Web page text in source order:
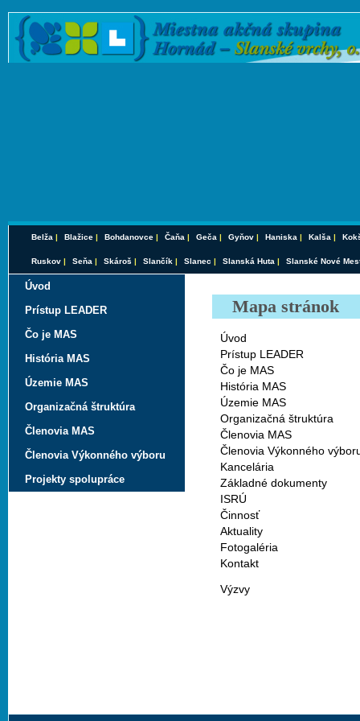
Belža | Blažice | Bohdanovce | Čaňa | Geča | Gyňov | Haniska | Kalša |
Ruskov | Seňa | Skároš | Slančík | Slanec | Slanská Huta | Slanské Nové
Úvod
Prístup LEADER
Čo je MAS
História MAS
Územie MAS
Organizačná štruktúra
Členovia MAS
Členovia Výkonného výboru
Projekty spolupráce
Mapa stránok
Úvod
Prístup LEADER
Čo je MAS
História MAS
Územie MAS
Organizačná štruktúra
Členovia MAS
Členovia Výkonného
Kancelária
Základné dokumenty
ISRÚ
Činnosť
Aktuality
Fotogaléria
Kontakt
Výzvy